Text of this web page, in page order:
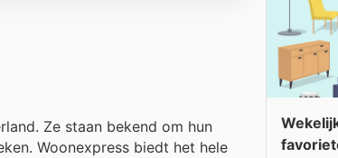
Ze staan bekend om hun
Woonexpress biedt het hele